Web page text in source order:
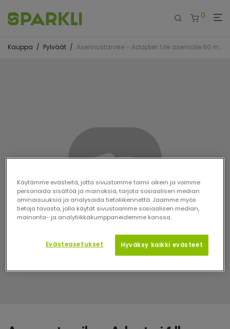
0
Kauppa / Pylväät / Asennustarvike – Adapteri 1:lle asemalle 60 mm teräsputkeen Waybler Dynamic
Käytämme evästeitä, jotta sivustomme toimii oikein ja voimme
personoida sisältöä ja mainoksia, tarjota sosiaalisen median
ominaisuuksia ja analysoida tietoliikennettä. Jaamme myös
tietoja tavasta, jolla käytät sivustoamme sosiaalisen median,
mainonta- ja analytiikkakumppaneidemme kanssa.
Evästeasetukset Hyväksy kaikki evästeet